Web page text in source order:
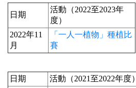
日期
活動（2022至2023年
度）
2022年11
月
「一人一植物」種植比
賽
日期
活動（2021至2022年度）